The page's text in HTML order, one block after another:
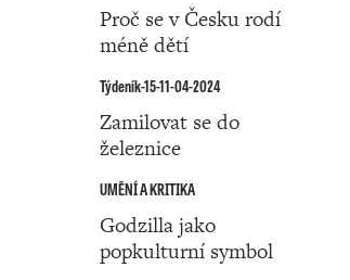
Proč se v Česku rodí
méně dětí
Týdeník-15-11-04-2024
Zamilovat se do
železnice
UMĚNÍ A KRITIKA
Godzilla jako
popkulturní symbol